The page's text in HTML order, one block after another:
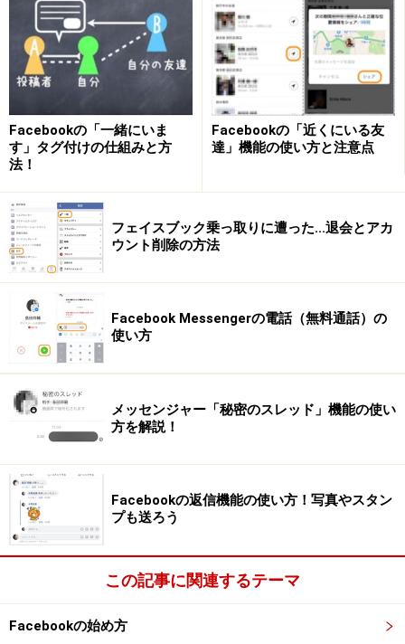
サイトへのアクセスに利用される
タグ付けされると通知がくるので、不審なアカウントが
投稿した内容のURLをタップしたくなるかもしれませ
ん。しかし、そのURLはニセの通販サイトや、ID／パス
ワードを入手するためのフィッシングサイトかもしれま
せん。
タグ付けと同じような有害サイトのURLが送られること
も考えられます。また、メッセンジャーには通話機能が
付いているため、突然電話がかかってきて何かの商品の
勧誘を受けるかもしれません。
不審なアカウントの特徴
上記のようなトラブルを避けるためにも、不審なアカウ
ントを見分けるポイントを押さえておきましょう。筆者
さい。
・アイコンが美女やイケメン、外国人
・外国人のような名前
・共通の友達がゼロ
・投稿がほとんどない、または風景写真のみ
Facebookの「一緒にいま
す」タグ付けの仕組みと方
法！
Facebookの「近くにいる友
達」機能の使い方と注意点
フェイスブック乗っ取りに遭った...退会とアカ
ウント削除の方法
Facebook Messengerの電話（無料通話）の
使い方
メッセンジャー「秘密のスレッド」機能の使い
方を解説！
Facebookの返信機能の使い方！写真やスタン
プも送ろう
この記事に関連するテーマ
Facebookの始め方